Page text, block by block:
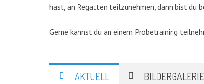
hast, an Regatten teilzunehmen, dann bist du
Gerne kannst du an einem Probetraining
AKTUELL BILDERGALERIE